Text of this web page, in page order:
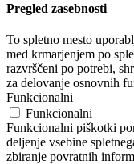
Pregled zasebnosti
To spletno mesto
med krmarjenjem po
razvrščeni po potrebi,
za delovanje osnovnih
Funkcionalni
Funkcionalni
Funkcionalni piškotki
deljenje vsebine
zbiranje povratnih